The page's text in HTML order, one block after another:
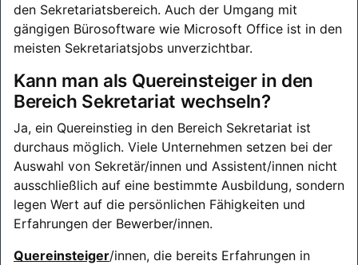
den Sekretariatsbereich. Auch der Umgang mit
gängigen Bürosoftware wie Microsoft Office ist in den
meisten Sekretariatsjobs unverzichtbar.
Kann man als Quereinsteiger in den
Bereich Sekretariat wechseln?
Ja, ein Quereinstieg in den Bereich Sekretariat ist
durchaus möglich. Viele Unternehmen setzen bei der
Auswahl von Sekretär/innen und Assistent/innen nicht
ausschließlich auf eine bestimmte Ausbildung, sondern
legen Wert auf die persönlichen Fähigkeiten und
Erfahrungen der Bewerber/innen.
Quereinsteiger/innen, die bereits Erfahrungen in